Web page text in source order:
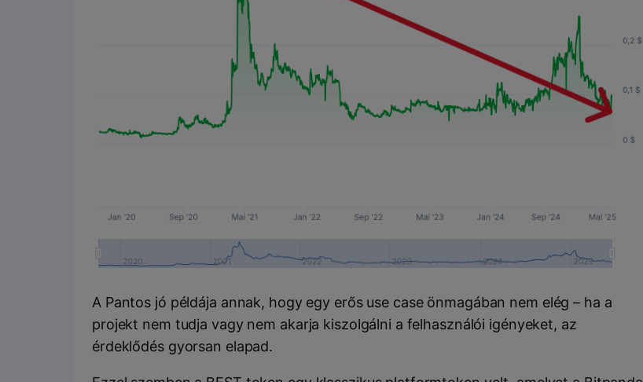
A Pantos jó példája annak, hogy egy erős use case önmagában nem elég – ha a
projekt nem tudja vagy nem akarja kiszolgálni a felhasználói igényeket, az
érdeklődés gyorsan elapad.